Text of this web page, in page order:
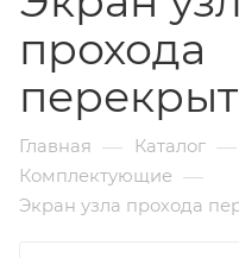
прохода
Главная — Каталог —
Комплектующие —
Экран узла прохода